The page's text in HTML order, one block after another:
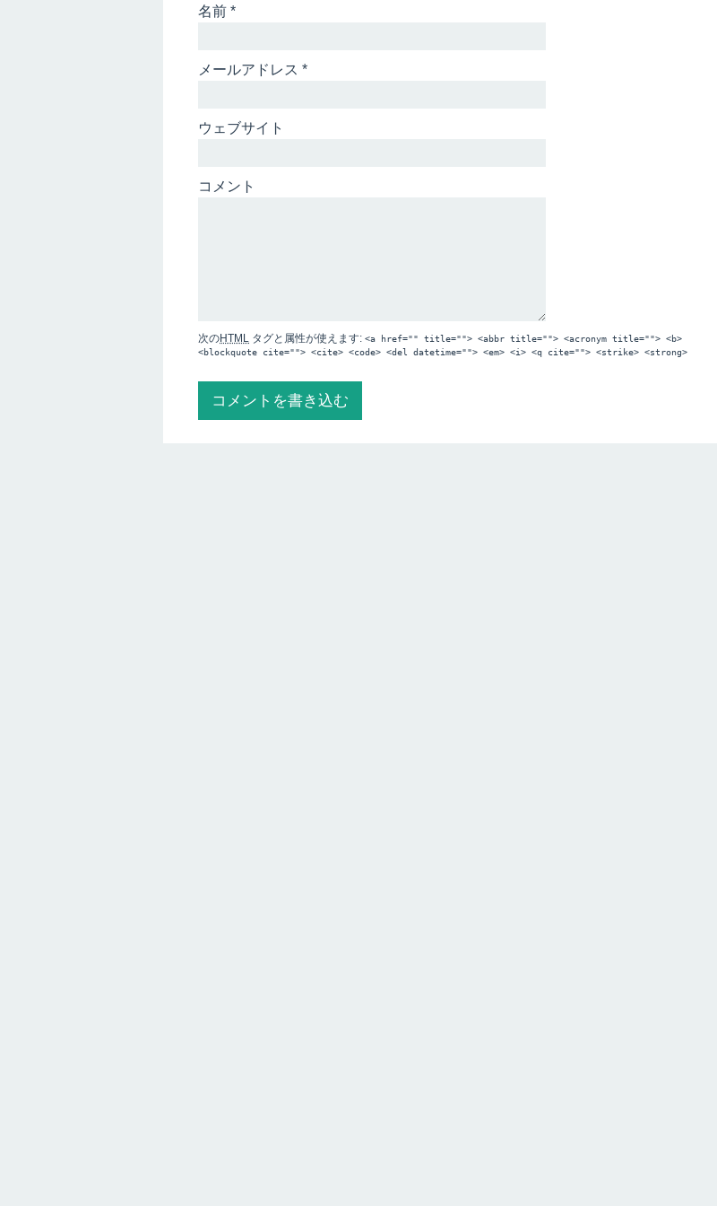
名前 *
メールアドレス *
ウェブサイト
コメント
次のHTML タグと属性が使えます: <a href="" title=""> <abbr title=""> <acronym title=""> <b>
<blockquote cite=""> <cite> <code> <del datetime=""> <em> <i> <q cite=""> <strike> <strong>